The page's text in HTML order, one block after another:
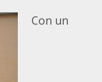
Con un